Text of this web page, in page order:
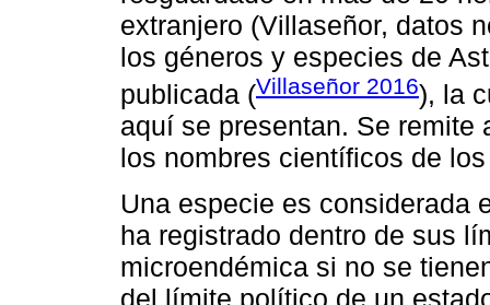
extranjero (Villaseñor, datos
los géneros y especies de
publicada (Villaseñor 2016), la
aquí se presentan. Se remite
los nombres científicos de
Una especie es considerada
ha registrado dentro de sus
microendémica si no se
del límite político de un